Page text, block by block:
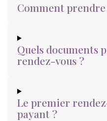
Comment
Quels documents
rendez-vous ?
Le premier
payant ?